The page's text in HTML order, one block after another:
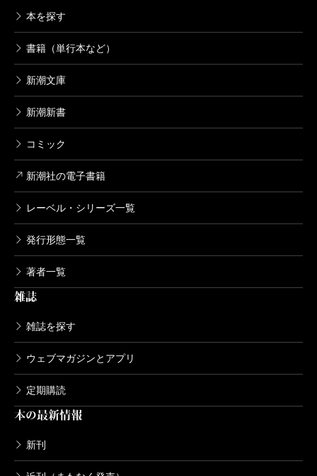
本を探す
書籍（単行本など）
新潮文庫
新潮新書
コミック
新潮社の電子書籍
レーベル・シリーズ一覧
発行形態一覧
著者一覧
雑誌
雑誌を探す
ウェブマガジンとアプリ
定期購読
本の最新情報
新刊